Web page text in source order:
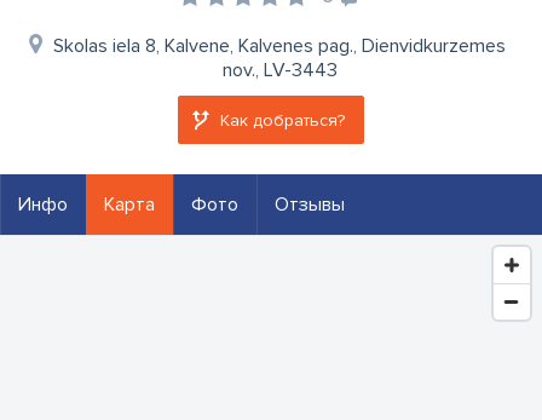
Skolas iela 8, Kalvene, Kalvenes pag., Dienvidkurzemes
nov., LV-3443
Как добраться?
Инфо Карта Фото Отзывы